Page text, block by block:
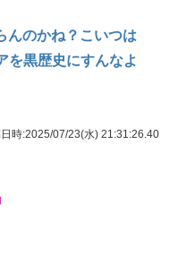
んのかね？こいつは
を黒歴史にすんなよ
時:2025/07/23(水) 21:31:26.40